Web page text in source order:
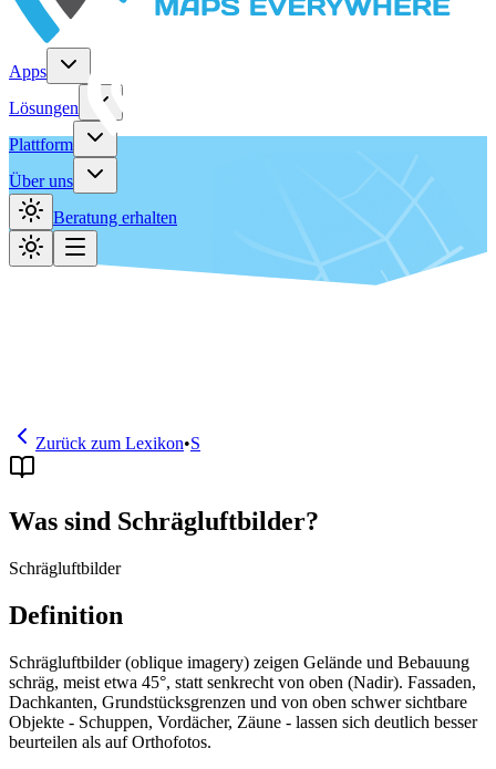
Apps
Lösungen
Plattform
Über uns
Beratung erhalten
Zurück zum Lexikon•S
Was sind Schrägluftbilder?
Schrägluftbilder
Definition
Schrägluftbilder (oblique imagery) zeigen Gelände und Bebauung
schräg, meist etwa 45°, statt senkrecht von oben (Nadir). Fassaden,
Dachkanten, Grundstücksgrenzen und von oben schwer sichtbare
Objekte - Schuppen, Vordächer, Zäune - lassen sich deutlich besser
beurteilen als auf Orthofotos.